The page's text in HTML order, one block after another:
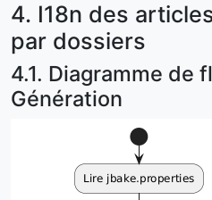
4. I18n des
par dossiers
4.1. Diagramme de
Génération